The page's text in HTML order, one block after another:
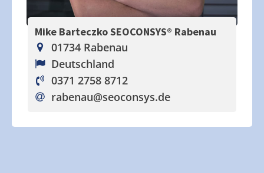
Mike Barteczko SEOCONSYS® Rabenau
01734 Rabenau
Deutschland
0371 2758 8712
rabenau@seoconsys.de